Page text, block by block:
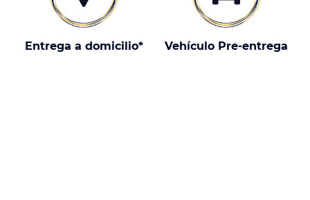
Entrega a domicilio* Vehículo Pre-entrega